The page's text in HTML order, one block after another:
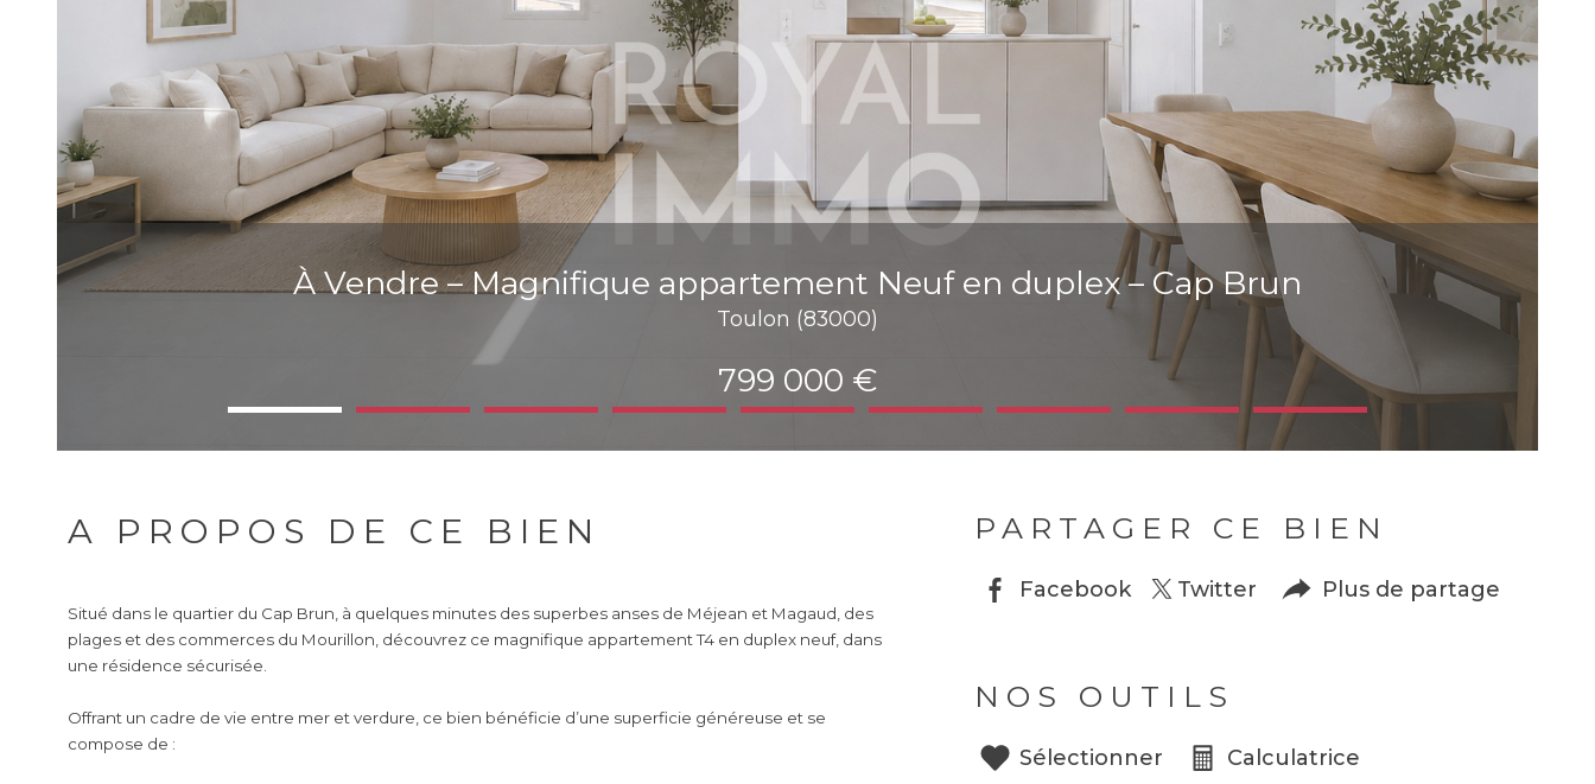
À Vendre – Magnifique appartement Neuf en duplex – Cap Brun
Toulon (83000)
799 000 €
A PROPOS DE CE BIEN
Situé dans le quartier du Cap Brun, à quelques minutes des superbes anses de Méjean et Magaud, des
plages et des commerces du Mourillon, découvrez ce magnifique appartement T4 en duplex neuf, dans
une résidence sécurisée.
Offrant un cadre de vie entre mer et verdure, ce bien bénéficie d’une superficie généreuse et se
compose de :
PARTAGER CE BIEN
Facebook Twitter Plus de partage
NOS OUTILS
Sélectionner
Calculatrice